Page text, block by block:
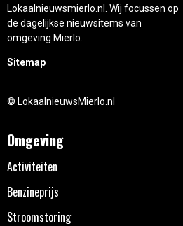
Lokaalnieuwsmierlo.nl. Wij focussen op
de dagelijkse nieuwsitems van
omgeving Mierlo.
Sitemap
© LokaalnieuwsMierlo.nl
Omgeving
Activiteiten
Benzineprijs
Stroomstoring